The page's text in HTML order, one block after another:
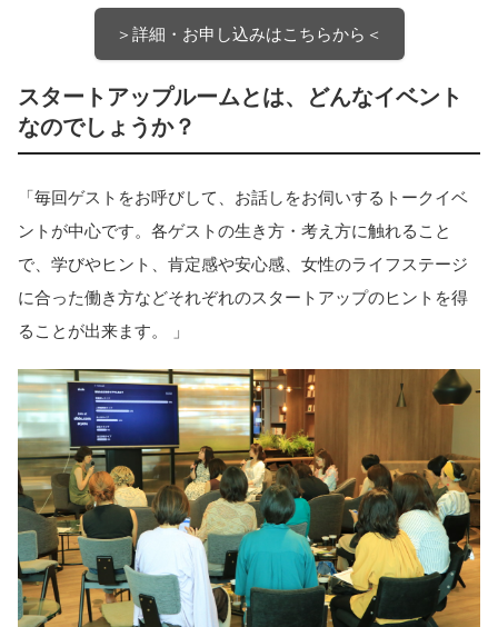
＞詳細・お申し込みはこちらから＜
スタートアップルームとは、どんなイベント
なのでしょうか？
「毎回ゲストをお呼びして、お話しをお伺いするトークイベ
ントが中心です。各ゲストの生き方・考え方に触れること
で、学びやヒント、肯定感や安心感、女性のライフステージ
に合った働き方などそれぞれのスタートアップのヒントを得
ることが出来ます。 」